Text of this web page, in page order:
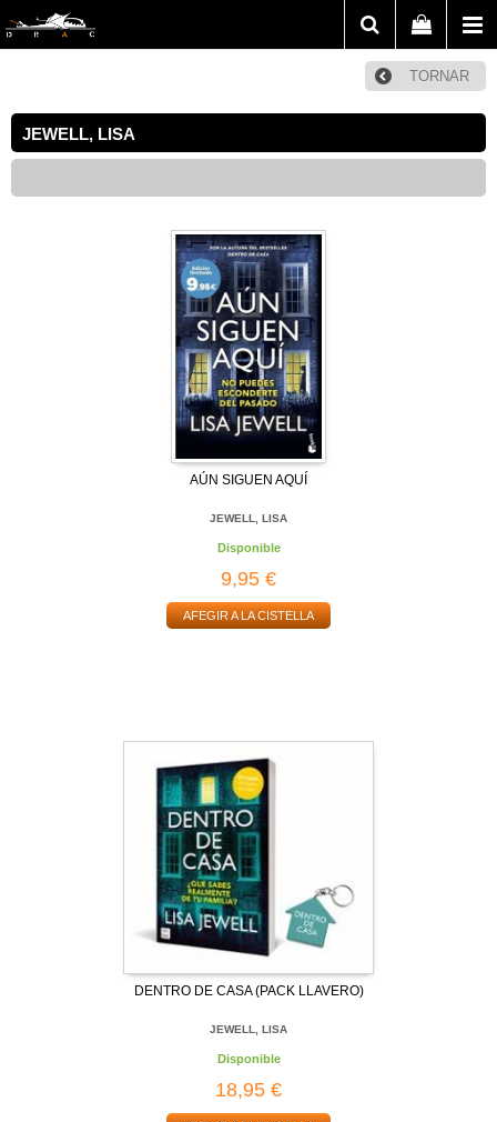
TORNAR
JEWELL, LISA
AÚN SIGUEN AQUÍ
JEWELL, LISA
Disponible
9,95 €
AFEGIR A LA CISTELLA
DENTRO DE CASA (PACK LLAVERO)
JEWELL, LISA
Disponible
18,95 €